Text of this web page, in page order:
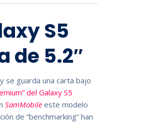
S5
de 5.2″
se guarda una carta bajo
del Galaxy S5
SamMobile este modelo
de “benchmarking” han